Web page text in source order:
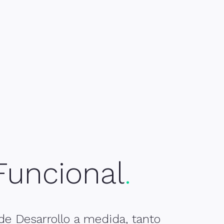
Desarrollo a medida, tanto